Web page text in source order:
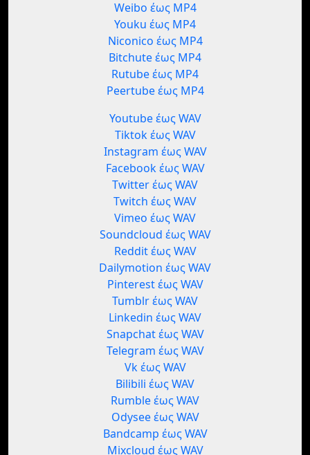
Weibo έως MP4
Youku έως MP4
Niconico έως MP4
Bitchute έως MP4
Rutube έως MP4
Peertube έως MP4
Youtube έως WAV
Tiktok έως WAV
Instagram έως WAV
Facebook έως WAV
Twitter έως WAV
Twitch έως WAV
Vimeo έως WAV
Soundcloud έως WAV
Reddit έως WAV
Dailymotion έως WAV
Pinterest έως WAV
Tumblr έως WAV
Linkedin έως WAV
Snapchat έως WAV
Telegram έως WAV
Vk έως WAV
Bilibili έως WAV
Rumble έως WAV
Odysee έως WAV
Bandcamp έως WAV
Mixcloud έως WAV